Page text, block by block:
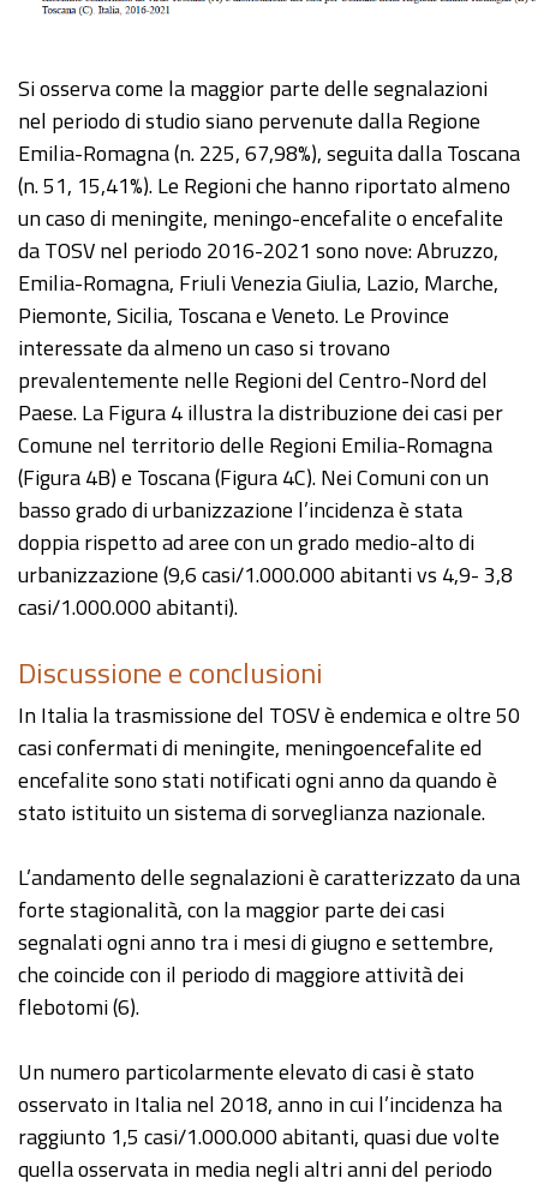
Si osserva come la maggior parte delle segnalazioni
nel periodo di studio siano pervenute dalla Regione
Emilia-Romagna (n. 225, 67,98%), seguita dalla Toscana
(n. 51, 15,41%). Le Regioni che hanno riportato almeno
un caso di meningite, meningo-encefalite o encefalite
da TOSV nel periodo 2016-2021 sono nove: Abruzzo,
Emilia-Romagna, Friuli Venezia Giulia, Lazio, Marche,
Piemonte, Sicilia, Toscana e Veneto. Le Province
interessate da almeno un caso si trovano
prevalentemente nelle Regioni del Centro-Nord del
Paese. La Figura 4 illustra la distribuzione dei casi per
Comune nel territorio delle Regioni Emilia-Romagna
(Figura 4B) e Toscana (Figura 4C). Nei Comuni con un
basso grado di urbanizzazione l’incidenza è stata
doppia rispetto ad aree con un grado medio-alto di
urbanizzazione (9,6 casi/1.000.000 abitanti vs 4,9- 3,8
casi/1.000.000 abitanti).
Discussione e conclusioni
In Italia la trasmissione del TOSV è endemica e oltre 50
casi confermati di meningite, meningoencefalite ed
encefalite sono stati notificati ogni anno da quando è
stato istituito un sistema di sorveglianza nazionale.
L’andamento delle segnalazioni è caratterizzato da una
forte stagionalità, con la maggior parte dei casi
segnalati ogni anno tra i mesi di giugno e settembre,
che coincide con il periodo di maggiore attività dei
flebotomi (6).
Un numero particolarmente elevato di casi è stato
osservato in Italia nel 2018, anno in cui l’incidenza ha
raggiunto 1,5 casi/1.000.000 abitanti, quasi due volte
quella osservata in media negli altri anni del periodo